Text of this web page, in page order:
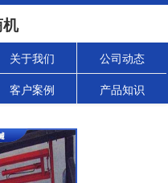
机
关于我们 公司动态
客户案例 产品知识